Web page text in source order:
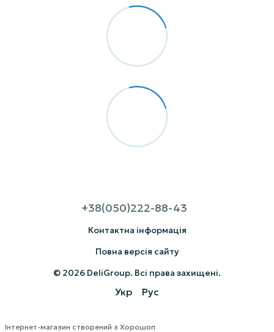
+38(050)222-88-43
Контактна інформація
Повна версія сайту
© 2026 DeliGroup. Всі права захищені.
Укр Рус
Інтернет-магазин створений з Хорошоп